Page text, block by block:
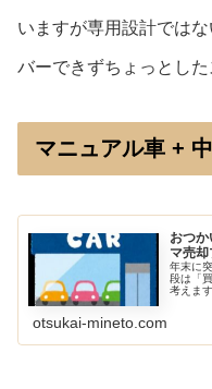
いますが専用設計では
バーできずちょっとした
マニュアル車 +
おつ
マ売
年末に
段は「
考えます
otsukai-mineto.com